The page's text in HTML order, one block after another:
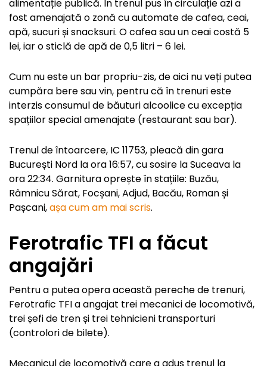
alimentație publică. În trenul pus în circulație azi a
fost amenajată o zonă cu automate de cafea, ceai,
apă, sucuri și snacksuri. O cafea sau un ceai costă 5
lei, iar o sticlă de apă de 0,5 litri – 6 lei.
Cum nu este un bar propriu-zis, de aici nu veți putea
cumpăra bere sau vin, pentru că în trenuri este
interzis consumul de băuturi alcoolice cu excepția
spațiilor special amenajate (restaurant sau bar).
Trenul de întoarcere, IC 11753, pleacă din gara
București Nord la ora 16:57, cu sosire la Suceava la
ora 22:34. Garnitura oprește în stațiile: Buzău,
Râmnicu Sărat, Focșani, Adjud, Bacău, Roman și
Pașcani,așa cum am mai scris.
Ferotrafic TFI a făcut
angajări
Pentru a putea opera această pereche de trenuri,
Ferotrafic TFI a angajat trei mecanici de locomotivă,
trei șefi de tren și trei tehnicieni transporturi
(controlori de bilete).
Mecanicul de locomotivă care a adus trenul la